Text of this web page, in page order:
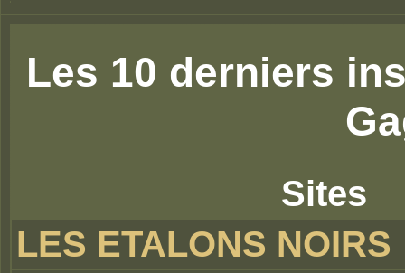
Les 10 derniers
Sites
LES ETALONS NOIRS